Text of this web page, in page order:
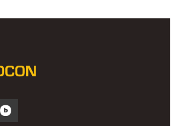
Blocket